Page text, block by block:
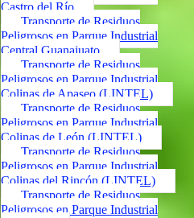
Castro del Río
Transporte de Residuos
Peligrosos en Parque Industrial
Central Guanajuato
Transporte de Residuos
Peligrosos en Parque Industrial
Colinas de Apaseo (LINTEL)
Transporte de Residuos
Peligrosos en Parque Industrial
Colinas de León (LINTEL)
Transporte de Residuos
Peligrosos en Parque Industrial
Colinas del Rincón (LINTEL)
Transporte de Residuos
Peligrosos en Parque Industrial